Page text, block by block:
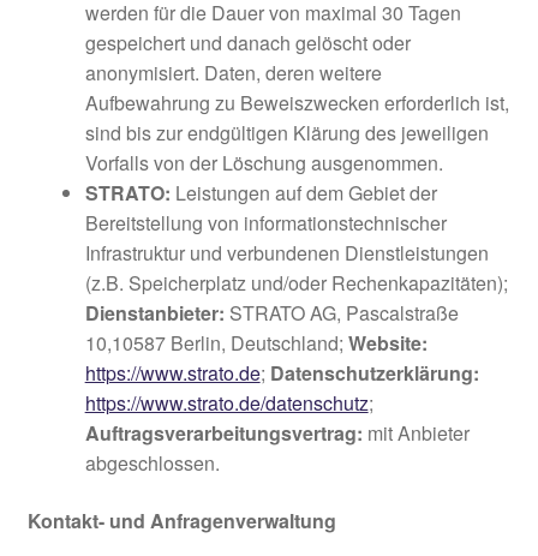
werden für die Dauer von maximal 30 Tagen
gespeichert und danach gelöscht oder
anonymisiert. Daten, deren weitere
Aufbewahrung zu Beweiszwecken erforderlich ist,
sind bis zur endgültigen Klärung des jeweiligen
Vorfalls von der Löschung ausgenommen.
STRATO: Leistungen auf dem Gebiet der
Bereitstellung von informationstechnischer
Infrastruktur und verbundenen Dienstleistungen
(z.B. Speicherplatz und/oder Rechenkapazitäten);
Dienstanbieter: STRATO AG, Pascalstraße
10,10587 Berlin, Deutschland; Website:
https://www.strato.de; Datenschutzerklärung:
https://www.strato.de/datenschutz;
Auftragsverarbeitungsvertrag: mit Anbieter
abgeschlossen.
Kontakt- und Anfragenverwaltung